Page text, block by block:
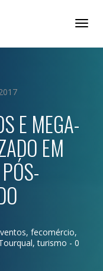
E MEGA-
EM
, fecomércio,
,turismo - 0